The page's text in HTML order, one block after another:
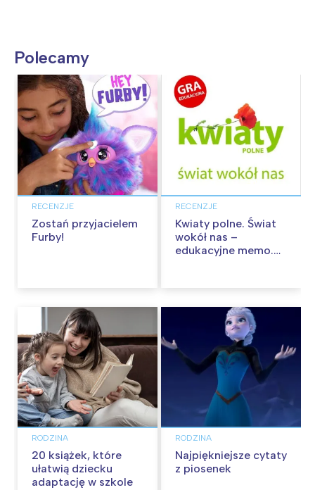
Polecamy
RECENZJE
Zostań przyjacielem
Furby!
RECENZJE
Kwiaty polne. Świat
wokół nas –
edukacyjne memo.
RODZINA
20 książek, które
ułatwią dziecku
adaptację w szkole
RODZINA
Najpiękniejsze cytaty
z piosenek